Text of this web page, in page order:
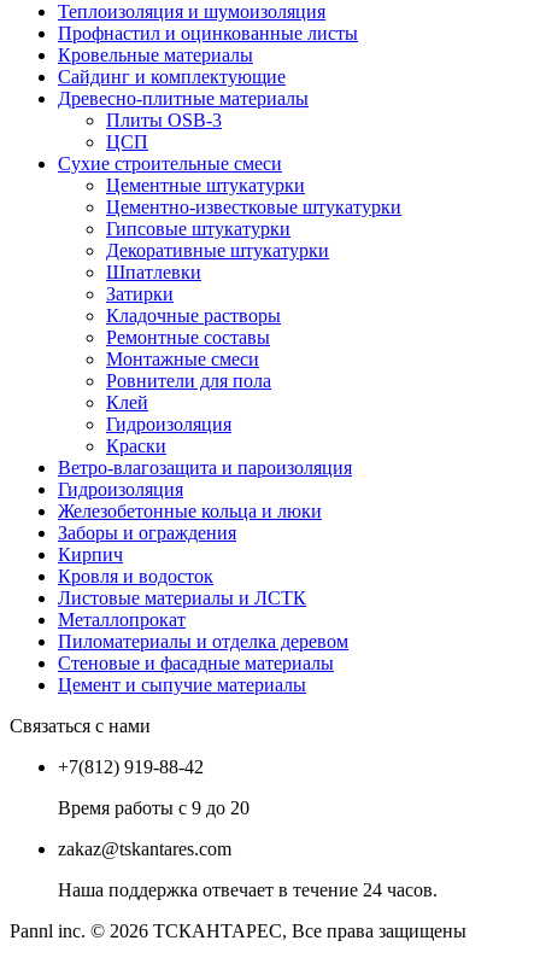
Теплоизоляция и шумоизоляция
Профнастил и оцинкованные листы
Кровельные материалы
Сайдинг и комплектующие
Древесно-плитные материалы
Плиты OSB-3
ЦСП
Сухие строительные смеси
Цементные штукатурки
Цементно-известковые штукатурки
Гипсовые штукатурки
Декоративные штукатурки
Шпатлевки
Затирки
Кладочные растворы
Ремонтные составы
Монтажные смеси
Ровнители для пола
Клей
Гидроизоляция
Краски
Ветро-влагозащита и пароизоляция
Гидроизоляция
Железобетонные кольца и люки
Заборы и ограждения
Кирпич
Кровля и водосток
Листовые материалы и ЛСТК
Металлопрокат
Пиломатериалы и отделка деревом
Стеновые и фасадные материалы
Цемент и сыпучие материалы
Связаться с нами
+7(812) 919-88-42
Время работы с 9 до 20
zakaz@tskantares.com
Наша поддержка отвечает в течение 24 часов.
Pannl inc. © 2026 ТСКАНТАРЕС, Все права защищены